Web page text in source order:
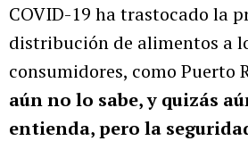
COVID-19 ha trastocado la
distribución de alimentos a
consumidores, como Puerto
aún no lo sabe, y quizás
entienda, pero la